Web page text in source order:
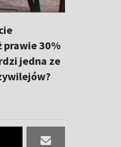
prawie 30%
jedna ze